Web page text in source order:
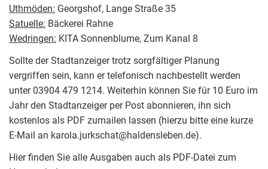
Uthmöden: Georgshof, Lange Straße 35
Satuelle: Bäckerei Rahne
Wedringen: KITA Sonnenblume, Zum Kanal 8
Sollte der Stadtanzeiger trotz sorgfältiger Planung
vergriffen sein, kann er telefonisch nachbestellt werden
unter 03904 479 1214. Weiterhin können Sie für 10 Euro im
Jahr den Stadtanzeiger per Post abonnieren, ihn sich
kostenlos als PDF zumailen lassen (hierzu bitte eine kurze
E-Mail an karola.jurkschat@haldensleben.de).
Hier finden Sie alle Ausgaben auch als PDF-Datei zum